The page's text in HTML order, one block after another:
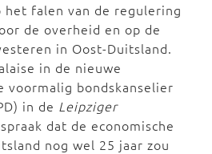
het falen van de regulering
de overheid en op de
in Oost-Duitsland.
in de nieuwe
voormalig bondskanselier
in de Leipziger
dat de economische
nog wel 25 jaar zou